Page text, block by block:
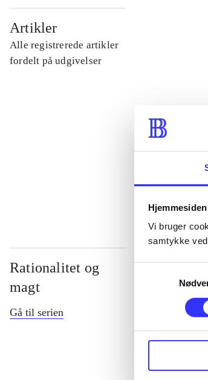
Vi bruger
samtykke
Artikler
Alle registrerede artikler
fordelt på udgivelser
Rationalitet og
magt
Gå til serien